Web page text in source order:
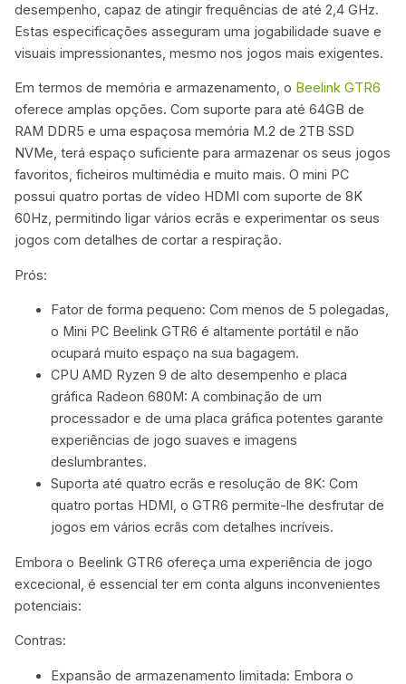
desempenho, capaz de atingir frequências de até 2,4 GHz.
Estas especificações asseguram uma jogabilidade suave e
visuais impressionantes, mesmo nos jogos mais exigentes.
Em termos de memória e armazenamento, o Beelink GTR6
oferece amplas opções. Com suporte para até 64GB de
RAM DDR5 e uma espaçosa memória M.2 de 2TB SSD
NVMe, terá espaço suficiente para armazenar os seus jogos
favoritos, ficheiros multimédia e muito mais. O mini PC
possui quatro portas de vídeo HDMI com suporte de 8K
60Hz, permitindo ligar vários ecrãs e experimentar os seus
jogos com detalhes de cortar a respiração.
Prós:
Fator de forma pequeno: Com menos de 5 polegadas,
o Mini PC Beelink GTR6 é altamente portátil e não
ocupará muito espaço na sua bagagem.
CPU AMD Ryzen 9 de alto desempenho e placa
gráfica Radeon 680M: A combinação de um
processador e de uma placa gráfica potentes garante
experiências de jogo suaves e imagens
deslumbrantes.
Suporta até quatro ecrãs e resolução de 8K: Com
quatro portas HDMI, o GTR6 permite-lhe desfrutar de
jogos em vários ecrãs com detalhes incríveis.
Embora o Beelink GTR6 ofereça uma experiência de jogo
excecional, é essencial ter em conta alguns inconvenientes
potenciais:
Contras:
Expansão de armazenamento limitada: Embora o